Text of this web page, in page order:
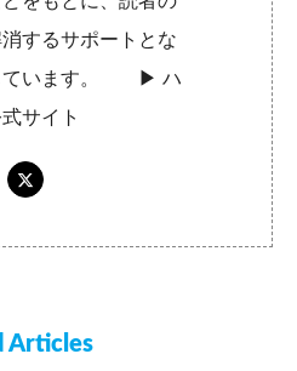
するサポートとな
ています。 ▶︎ハ
サイト
Articles